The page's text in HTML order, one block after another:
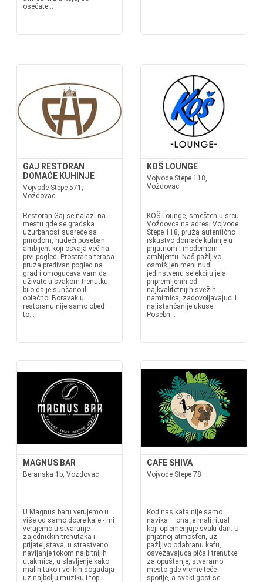
osećate...
GAJ RESTORAN
DOMAĆE KUHINJE
Vojvode Stepe 571,
Voždovac
Restoran Gaj se nalazi na
mestu gde se gradska
užurbanost susreće sa
prirodom, nudeći poseban
ambijent koji osvaja već na
prvi pogled. Prostrana terasa
pruža predivan pogled na
grad i omogućava vam da
uživate u svakom trenutku,
bilo da je sunčano ili
oblačno. Boravak u
restoranu nije samo obed –
to...
KOŠ LOUNGE
Vojvode Stepe 118,
Voždovac
KOŠ Lounge, smešten u srcu
Voždovca na adresi Vojvode
Stepe 118, pruža autentično
iskustvo domaće kuhinje u
prijatnom i modernom
ambijentu. Naš pažljivo
osmišljen meni nudi
jedinstvenu selekciju jela
pripremljenih od
najkvalitetnijih svežih
namirnica, zadovoljavajući i
najistančanije ukuse.
Posebn...
MAGNUS BAR
Beranska 1b, Voždovac
U Magnus baru verujemo u
više od samo dobre kafe - mi
verujemo u stvaranje
zajedničkih trenutaka i
prijateljstava, u strastveno
navijanje tokom najbitnijih
utakmica, u slavljenje kako
malih tako i velikih događaja
uz najbolju muziku i top
CAFE SHIVA
Vojvode Stepe 78
Kod nas kafa nije samo
navika – ona je mali ritual
koji oplemenjuje svaki dan. U
prijatnoj atmosferi, uz
pažljivo odabranu kafu,
osvežavajuća pića i trenutke
za opuštanje, stvaramo
mesto gde vreme teče
sporije, a svaki gost se